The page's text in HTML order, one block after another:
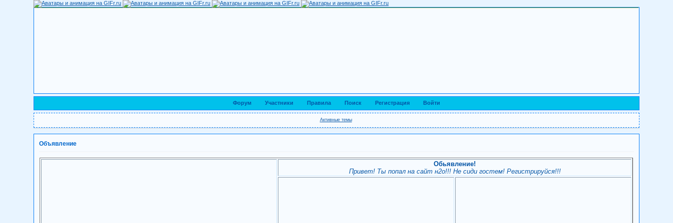
Форум Участники Правила Поиск Регистрация Войти
Активные темы
Объявление
Обьявление!
Привет! Ты попал на сайт н2о!!! Не сиди гостем! Регистрируйся!!!